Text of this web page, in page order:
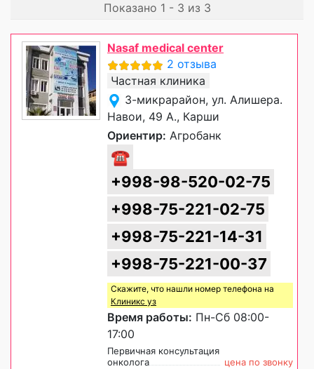
Показано 1 - 3 из 3
Nasaf medical center
2 отзыва
Частная клиника
3-микрарайон, ул. Алишера.
Навои, 49 А., Карши
Ориентир: Агробанк
☎
+998-98-520-02-75
+998-75-221-02-75
+998-75-221-14-31
+998-75-221-00-37
Скажите, что нашли номер телефона на
Клиникс уз
Время работы: Пн-Сб 08:00-
17:00
Первичная консультация
онколога
цена по звонку